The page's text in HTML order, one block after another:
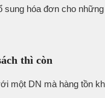
hóa đơn cho
thì còn
một DN mà hàng tồn